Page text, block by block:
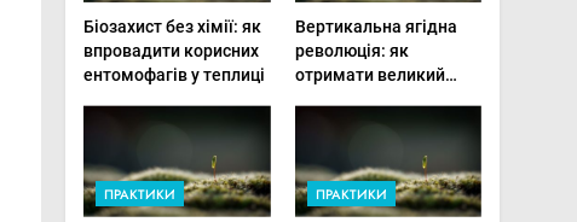
Біозахист без хімії: як
впровадити корисних
ентомофагів у теплиці
Вертикальна ягідна
революція: як
отримати великий
мінімальній площі
ПРАКТИКИ ПРАКТИКИ